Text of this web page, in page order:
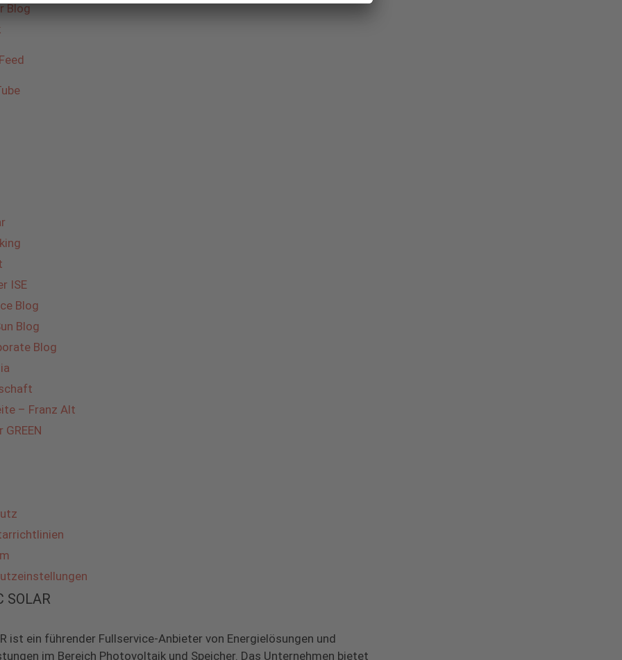
Blog
ISE
Blog
Blog
Blog
– Franz Alt
SOLAR
ist ein führender Fullservice-Anbieter von Energielösungen und
im Bereich Photovoltaik und Speicher. Das Unternehmen bietet